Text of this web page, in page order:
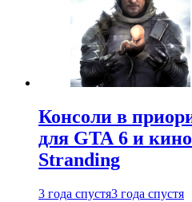
Консоли в
для GTA 6 и
Stranding
3 года спустя3 года спустя